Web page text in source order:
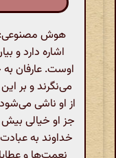
هوش مصنوعی:
اشاره دارد و
اوست. عارفان
می‌نگرند و بر
از او ناشی
جز او خیالی بیش
خداوند به